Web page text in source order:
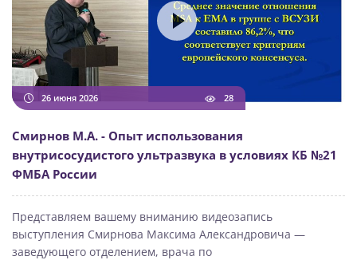
26 июня 2026 28
Смирнов М.А. - Опыт использования
внутрисосудистого ультразвука в условиях КБ №21
ФМБА России
Представляем вашему вниманию видеозапись
выступления Смирнова Максима Александровича —
заведующего отделением, врача по